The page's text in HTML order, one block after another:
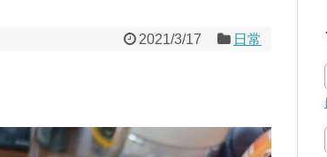
2021/3/17 日常